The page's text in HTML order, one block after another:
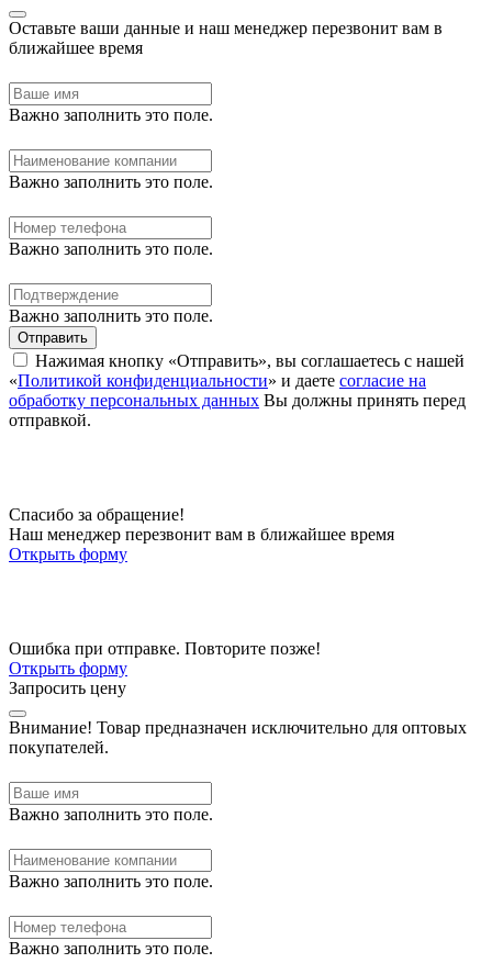
Оставьте ваши данные и наш менеджер перезвонит вам в
ближайшее время
Важно заполнить это поле.
Важно заполнить это поле.
Важно заполнить это поле.
Важно заполнить это поле.
Отправить
Нажимая кнопку «Отправить», вы соглашаетесь с нашей
«Политикой конфиденциальности» и даете согласие на
обработку персональных данных Вы должны принять перед
отправкой.
Спасибо за обращение!
Наш менеджер перезвонит вам в ближайшее время
Открыть форму
Ошибка при отправке. Повторите позже!
Открыть форму
Запросить цену
Внимание! Товар предназначен исключительно для оптовых
покупателей.
Важно заполнить это поле.
Важно заполнить это поле.
Важно заполнить это поле.